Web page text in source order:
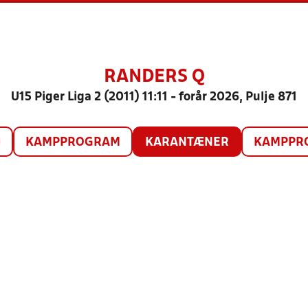
RANDERS Q
U15 Piger Liga 2 (2011) 11:11 - forår 2026, Pulje 871
KAMPPROGRAM KARANTÆNER